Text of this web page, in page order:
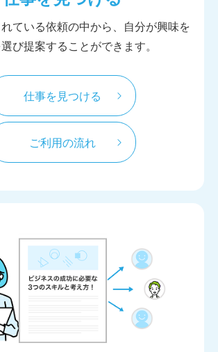
ている依頼の中から、自分が興味を
び提案することができます。
仕事を見つける
ご利用の流れ